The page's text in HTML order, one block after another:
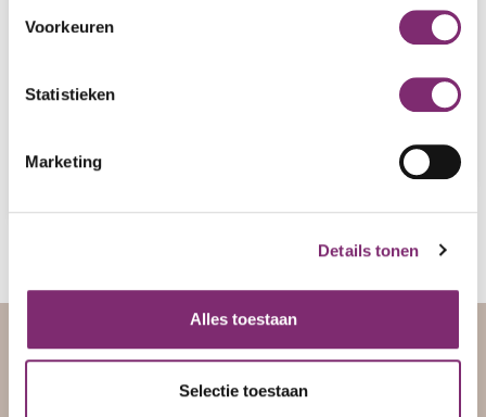
Voorkeuren
Statistieken
Marketing
Details tonen
Alles toestaan
Selectie toestaan
Bestanden tot 15 Mb kun je via de mail versturen,
grotere bestanden verstuur je bijvoorbeeld via
Onze medewerkers staan je graag te woord!
Samen ontwikkelen wij ook jouw
ideale verpakking!